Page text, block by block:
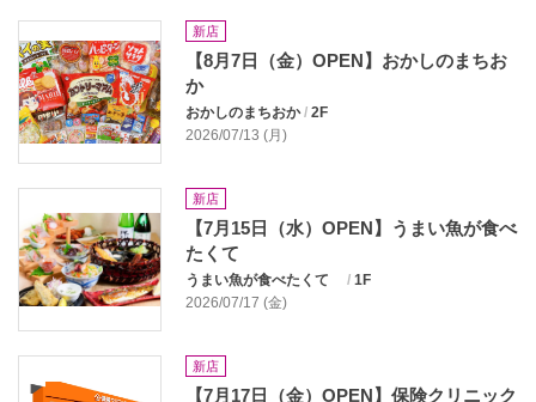
新店
【8月7日（金）OPEN】おかしのまちお
か
おかしのまちおか / 2F
2026/07/13 (月)
新店
【7月15日（水）OPEN】うまい魚が食べ
たくて
うまい魚が食べたくて / 1F
2026/07/17 (金)
新店
【7月17日（金）OPEN】保険クリニック